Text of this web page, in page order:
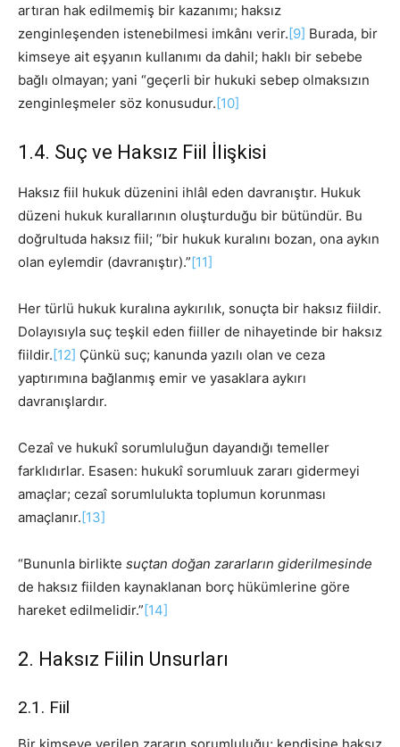
artıran hak edilmemiş bir kazanımı; haksız
zenginleşenden istenebilmesi imkânı verir. [9] Burada, bir
kimseye ait eşyanın kullanımı da dahil; haklı bir sebebe
bağlı olmayan; yani “geçerli bir hukuki sebep olmaksızın
zenginleşmeler söz konusudur. [10]
1.4. Suç ve Haksız Fiil İlişkisi
Haksız fiil hukuk düzenini ihlâl eden davranıştır. Hukuk
düzeni hukuk kurallarının oluşturduğu bir bütündür. Bu
doğrultuda haksız fiil; “bir hukuk kuralını bozan, ona aykın
olan eylemdir (davranıştır).”[11]
Her türlü hukuk kuralına aykırılık, sonuçta bir haksız fiildir.
Dolayısıyla suç teşkil eden fiiller de nihayetinde bir haksız
fiildir. [12] Çünkü suç; kanunda yazılı olan ve ceza
yaptırımına bağlanmış emir ve yasaklara aykırı
davranışlardır.
Cezaî ve hukukî sorumluluğun dayandığı temeller
farklıdırlar. Esasen: hukukî sorumluuk zararı gidermeyi
amaçlar; cezaî sorumlulukta toplumun korunması
amaçlanır. [13]
“Bununla birlikte suçtan doğan zararların giderilmesinde
de haksız fiilden kaynaklanan borç hükümlerine göre
hareket edilmelidir.” [14]
2. Haksız Fiilin Unsurları
2.1. Fiil